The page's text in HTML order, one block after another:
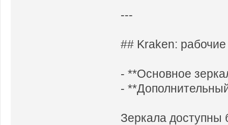
---
## Kraken:
- **Основное
-
Зеркала доступны